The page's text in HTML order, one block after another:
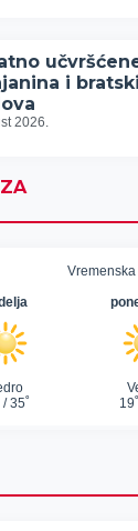
i
2026.